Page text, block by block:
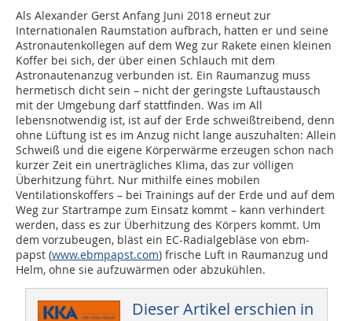
Als Alexander Gerst Anfang Juni 2018 erneut zur
Internationalen Raumstation aufbrach, hatten er und seine
Astronautenkollegen auf dem Weg zur Rakete einen kleinen
Koffer bei sich, der über einen Schlauch mit dem
Astronautenanzug verbunden ist. Ein Raumanzug muss
hermetisch dicht sein – nicht der geringste Luftaustausch
mit der Umgebung darf stattfinden. Was im All
lebensnotwendig ist, ist auf der Erde schweißtreibend, denn
ohne Lüftung ist es im Anzug nicht lange auszuhalten: Allein
Schweiß und die eigene Körperwärme erzeugen schon nach
kurzer Zeit ein unerträgliches Klima, das zur völligen
Überhitzung führt. Nur mithilfe eines mobilen
Ventilationskoffers – bei Trainings auf der Erde und auf dem
Weg zur Startrampe zum Einsatz kommt – kann verhindert
werden, dass es zur Überhitzung des Körpers kommt. Um
dem vorzubeugen, bläst ein EC-Radialgebläse von ebm-
papst (www.ebmpapst.com) frische Luft in Raumanzug und
Helm, ohne sie aufzuwärmen oder abzukühlen.
Dieser Artikel erschien in